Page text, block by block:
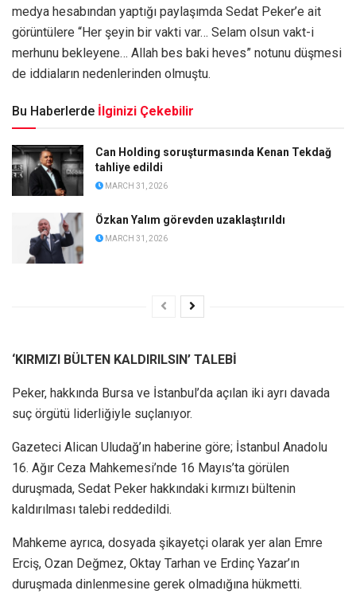
medya hesabından yaptığı paylaşımda Sedat Peker’e ait
görüntülere “Her şeyin bir vakti var… Selam olsun vakt-i
merhunu bekleyene… Allah bes baki heves” notunu düşmesi
de iddiaların nedenlerinden olmuştu.
Bu Haberlerde İlginizi Çekebilir
Can Holding soruşturmasında Kenan Tekdağ
tahliye edildi
MARCH 31, 2026
Özkan Yalım görevden uzaklaştırıldı
MARCH 31, 2026
‘KIRMIZI BÜLTEN KALDIRILSIN’ TALEBİ
Peker, hakkında Bursa ve İstanbul’da açılan iki ayrı davada
suç örgütü liderliğiyle suçlanıyor.
Gazeteci Alican Uludağ’ın haberine göre; İstanbul Anadolu
16. Ağır Ceza Mahkemesi’nde 16 Mayıs’ta görülen
duruşmada, Sedat Peker hakkındaki kırmızı bültenin
kaldırılması talebi reddedildi.
Mahkeme ayrıca, dosyada şikayetçi olarak yer alan Emre
Erciş, Ozan Değmez, Oktay Tarhan ve Erdinç Yazar’ın
duruşmada dinlenmesine gerek olmadığına hükmetti.